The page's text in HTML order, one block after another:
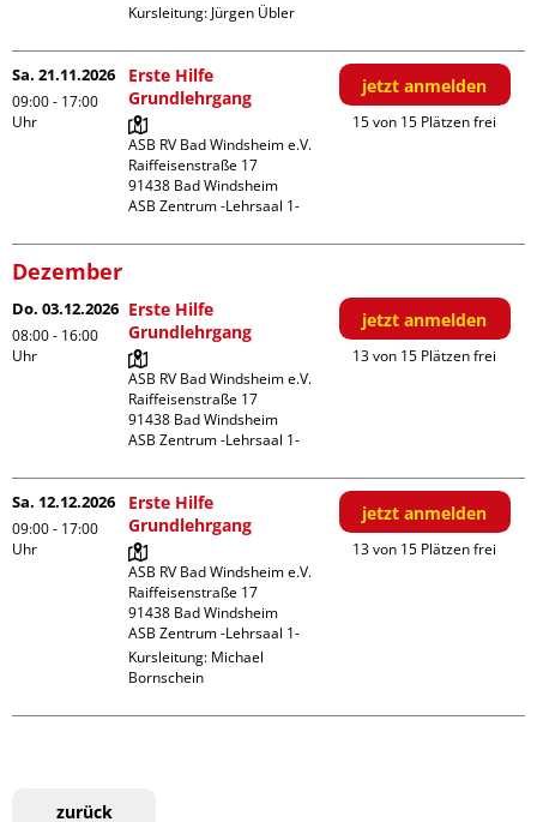
Kursleitung: Jürgen Übler
Sa. 21.11.2026
09:00 - 17:00
Uhr
Erste Hilfe
Grundlehrgang
ASB RV Bad Windsheim e.V.
Raiffeisenstraße 17
91438 Bad Windsheim
ASB Zentrum -Lehrsaal 1-
jetzt anmelden
15 von 15 Plätzen frei
Dezember
Do. 03.12.2026
08:00 - 16:00
Uhr
Erste Hilfe
Grundlehrgang
ASB RV Bad Windsheim e.V.
Raiffeisenstraße 17
91438 Bad Windsheim
ASB Zentrum -Lehrsaal 1-
jetzt anmelden
13 von 15 Plätzen frei
Sa. 12.12.2026
09:00 - 17:00
Uhr
Erste Hilfe
Grundlehrgang
ASB RV Bad Windsheim e.V.
Raiffeisenstraße 17
91438 Bad Windsheim
ASB Zentrum -Lehrsaal 1-
Kursleitung: Michael
Bornschein
jetzt anmelden
13 von 15 Plätzen frei
zurück